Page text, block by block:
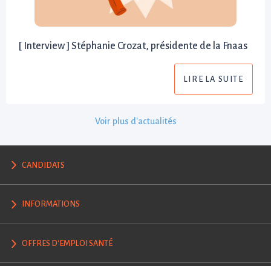
[ Interview ] Stéphanie Crozat, présidente de la Fnaas
LIRE LA SUITE
Voir plus d'actualités
CANDIDATS
INFORMATIONS
OFFRES D'EMPLOI SANTÉ